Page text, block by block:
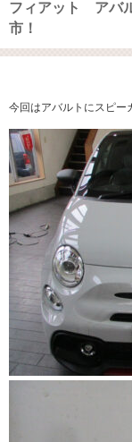
フィアット アバ
市！
今回はアバルトにスピー